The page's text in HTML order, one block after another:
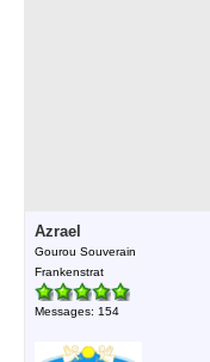
Azrael
Gourou Souverain
Frankenstrat
Messages: 154